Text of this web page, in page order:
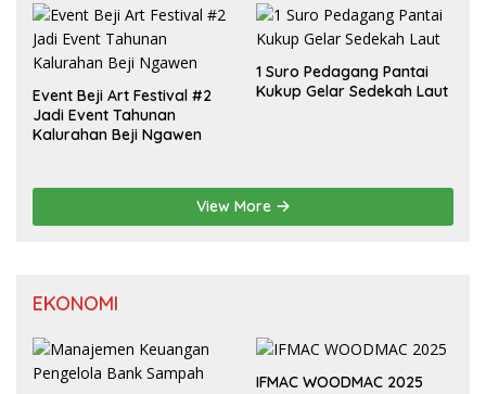
Event Beji Art Festival #2
Jadi Event Tahunan
Kalurahan Beji Ngawen
1 Suro Pedagang Pantai
Kukup Gelar Sedekah Laut
View More
EKONOMI
IFMAC WOODMAC 2025